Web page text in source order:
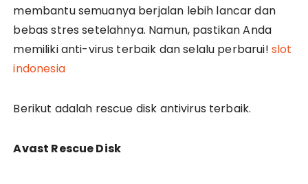
membantu semuanya berjalan lebih lancar dan
bebas stres setelahnya. Namun, pastikan Anda
memiliki anti-virus terbaik dan selalu perbarui! slot
indonesia
Berikut adalah rescue disk antivirus terbaik.
Avast Rescue Disk